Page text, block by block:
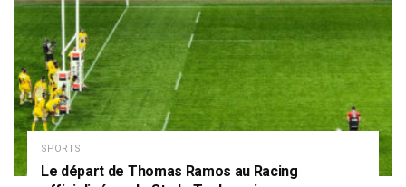
SPORTS
Le départ de Thomas Ramos au Racing